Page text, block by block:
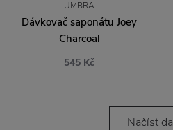
UMBRA
Dávkovač saponátu Joey
Charcoal
545 Kč
Načíst